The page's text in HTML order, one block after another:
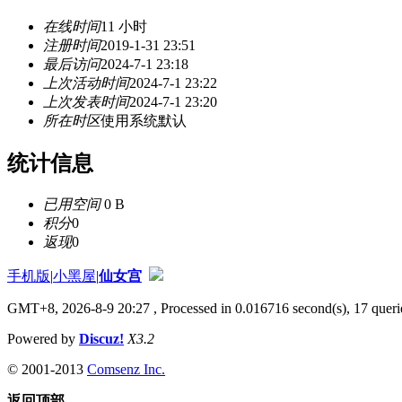
在线时间11 小时
注册时间2019-1-31 23:51
最后访问2024-7-1 23:18
上次活动时间2024-7-1 23:22
上次发表时间2024-7-1 23:20
所在时区使用系统默认
统计信息
已用空间0 B
积分0
返现0
手机版|小黑屋|仙女宫
GMT+8, 2026-8-9 20:27 , Processed in 0.016716 second(s), 17
Powered by Discuz! X3.2
© 2001-2013 Comsenz Inc.